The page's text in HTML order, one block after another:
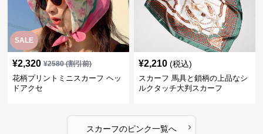
SALE
¥2,320 ¥2580(割引前)
花柄プリントミニスカーフ ヘッ
ドアクセ
¥2,210 (税込)
スカーフ 馬具と鎖柄の上品なシ
ルクタッチ大判スカーフ
スカーフのピンク一覧へ ›